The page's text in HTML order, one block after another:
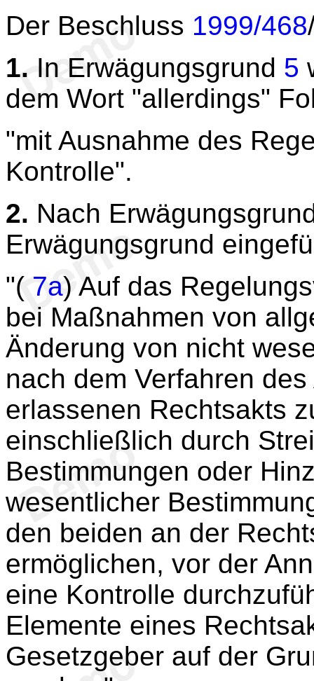
Der Beschluss 1999/468
1. In Erwägungsgrund 5
dem Wort "allerdings"
"mit Ausnahme des
Kontrolle".
2. Nach
Erwägungsgrund
"( 7a) Auf das
bei Maßnahmen von
Änderung von nicht
nach dem Verfahren
erlassenen Rechtsakts
einschließlich durch
Bestimmungen oder
wesentlicher
den beiden an der
ermöglichen, vor der
eine Kontrolle
Elemente eines
Gesetzgeber auf der